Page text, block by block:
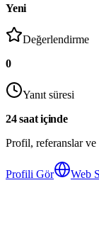
Yeni
Değerlendirme
0
Yanıt süresi
24 saat içinde
Profil, referanslar ve
Profili Gör Web